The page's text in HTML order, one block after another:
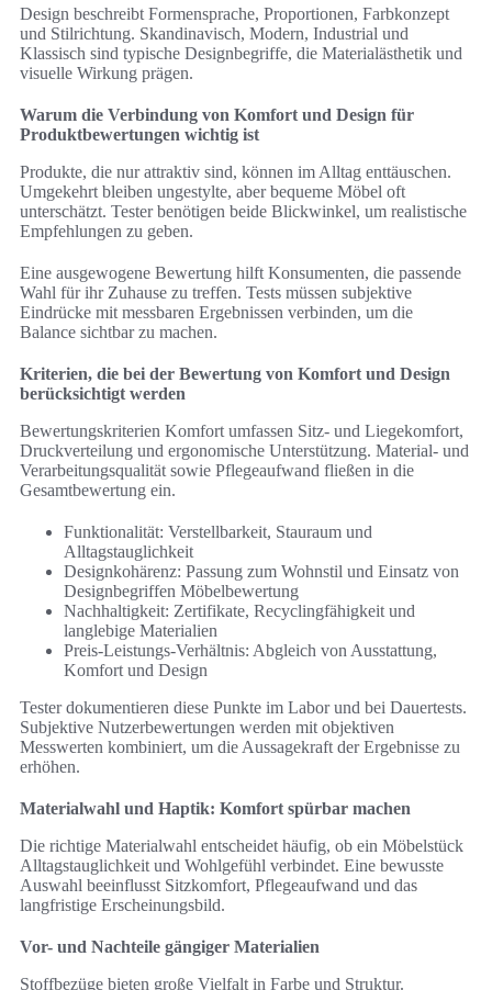
Design beschreibt Formensprache, Proportionen, Farbkonzept
und Stilrichtung. Skandinavisch, Modern, Industrial und
Klassisch sind typische Designbegriffe, die Materialästhetik und
visuelle Wirkung prägen.
Warum die Verbindung von Komfort und Design für
Produktbewertungen wichtig ist
Produkte, die nur attraktiv sind, können im Alltag enttäuschen.
Umgekehrt bleiben ungestylte, aber bequeme Möbel oft
unterschätzt. Tester benötigen beide Blickwinkel, um realistische
Empfehlungen zu geben.
Eine ausgewogene Bewertung hilft Konsumenten, die passende
Wahl für ihr Zuhause zu treffen. Tests müssen subjektive
Eindrücke mit messbaren Ergebnissen verbinden, um die
Balance sichtbar zu machen.
Kriterien, die bei der Bewertung von Komfort und Design
berücksichtigt werden
Bewertungskriterien Komfort umfassen Sitz- und Liegekomfort,
Druckverteilung und ergonomische Unterstützung. Material- und
Verarbeitungsqualität sowie Pflegeaufwand fließen in die
Gesamtbewertung ein.
Funktionalität: Verstellbarkeit, Stauraum und
Alltagstauglichkeit
Designkohärenz: Passung zum Wohnstil und Einsatz von
Designbegriffen Möbelbewertung
Nachhaltigkeit: Zertifikate, Recyclingfähigkeit und
langlebige Materialien
Preis-Leistungs-Verhältnis: Abgleich von Ausstattung,
Komfort und Design
Tester dokumentieren diese Punkte im Labor und bei Dauertests.
Subjektive Nutzerbewertungen werden mit objektiven
Messwerten kombiniert, um die Aussagekraft der Ergebnisse zu
erhöhen.
Materialwahl und Haptik: Komfort spürbar machen
Die richtige Materialwahl entscheidet häufig, ob ein Möbelstück
Alltagstauglichkeit und Wohlgefühl verbindet. Eine bewusste
Auswahl beeinflusst Sitzkomfort, Pflegeaufwand und das
langfristige Erscheinungsbild.
Vor- und Nachteile gängiger Materialien
Stoffbezüge bieten große Vielfalt in Farbe und Struktur.